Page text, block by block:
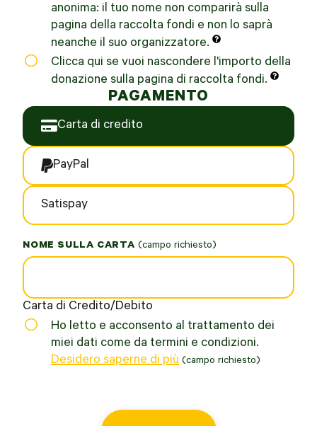
anonima: il tuo nome non comparirà sulla
pagina della raccolta fondi e non lo saprà
neanche il suo organizzatore.
Clicca qui se vuoi nascondere l'importo della
donazione sulla pagina di raccolta fondi.
PAGAMENTO
Carta di credito
PayPal
Satispay
NOME SULLA CARTA
Carta di Credito/Debito
Ho letto e acconsento al trattamento dei
miei dati come da termini e condizioni.
Desidero saperne di più